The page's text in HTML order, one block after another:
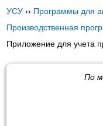
УСУ ›› Программы для
Производственная
Приложение для учета
По